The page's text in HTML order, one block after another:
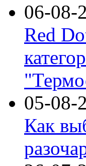
06-08-
Red
05-08-
Как